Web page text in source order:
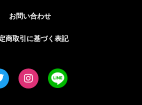
お問い合わせ
商取引に基づく表記